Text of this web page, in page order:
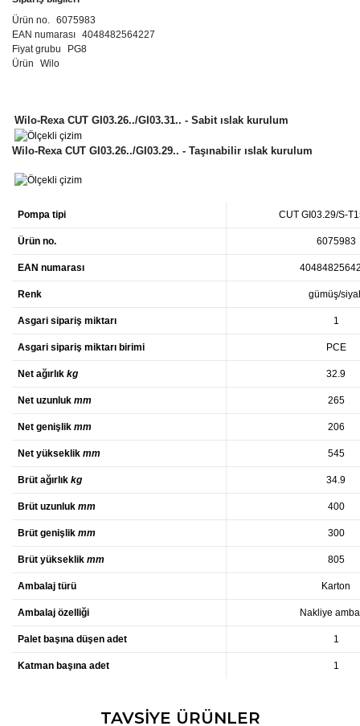
Ürün no. 6075983
EAN numarası 4048482564227
Fiyat grubu
PG8
Ürün
Wilo
Wilo-Rexa CUT GI03.26../GI03.31.. - Sabit ıslak kurulum
Wilo-Rexa CUT GI03.26../GI03.29.. - Taşınabilir ıslak kurulum
Pompa tipi CUT GI03.29/S-
Ürün no. 6075983
EAN numarası
Renk gümüş/
Asgari sipariş miktarı 1
Asgari sipariş miktarı birimi PCE
Net ağırlık kg 32.9
Net uzunluk mm 265
Net genişlik mm 206
Net yükseklik mm 545
Brüt ağırlık kg 34.9
Brüt uzunluk mm 400
Brüt genişlik mm 300
Brüt yükseklik mm 805
Ambalaj türü Karton
Ambalaj özelliği Nakliye
Palet başına düşen adet 1
Katman başına adet 1
Bu ürünün fiyat bilgisi, resim, ürün açıklamalarında ve diğer
TAVSİYE ÜRÜNLER